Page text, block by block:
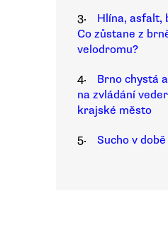
3.
Hlína, asfalt,
Co zůstane z
velodromu?
4.
Brno chystá
na zvládání
krajské město
5.
Sucho v